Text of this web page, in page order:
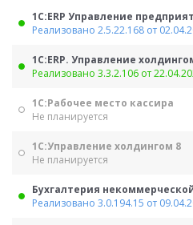
1С:ERP Управление
Реализовано 2.5.22.168 от
1С:ERP. Управление
Реализовано 3.3.2.106 от
1С:Рабочее место кассира
Не планируется
1С:Управление холдингом 8
Не планируется
Бухгалтерия
Реализовано 3.0.194.15 от